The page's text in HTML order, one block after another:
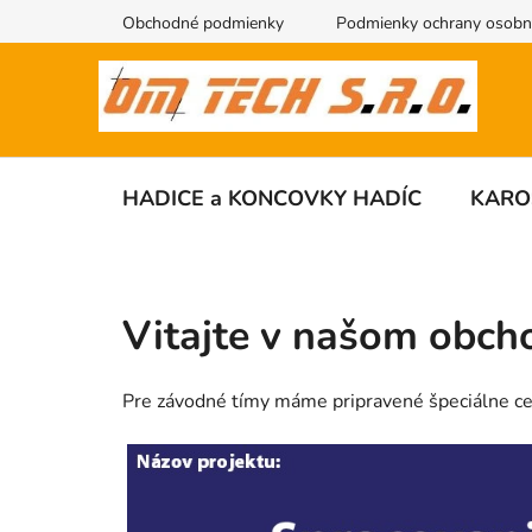
na
Obchodné podmienky Podmienky ochrany
HADICE a KONCOVKY HADÍC
i
a
j
Vitajte v našom
Pre závodné tímy máme pripravené špeciálne